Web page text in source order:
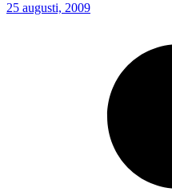
25 augusti, 2009